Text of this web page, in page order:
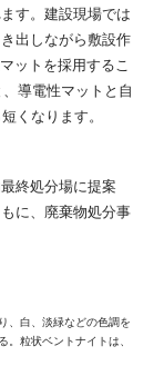
す。建設現場では
出しながら敷設作
ットを採用するこ
導電性マットと自
くなります。
終処分場に提案
に、廃棄物処分事
、白、淡緑などの色調を
粒状ベントナイトは、